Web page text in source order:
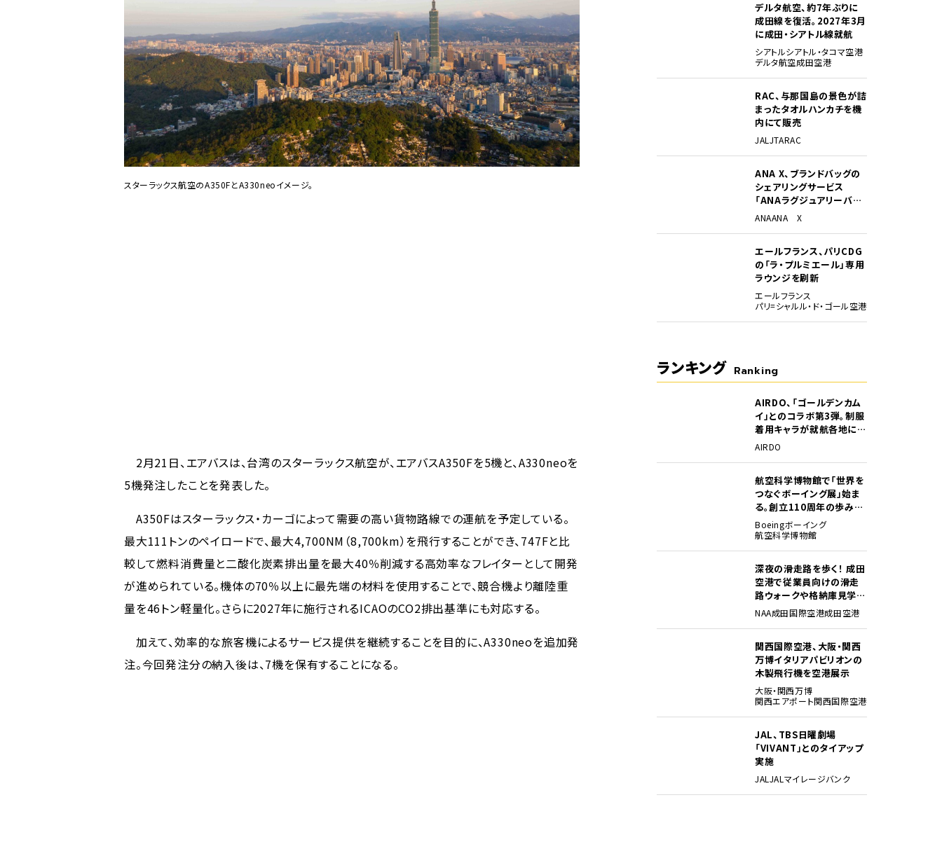
スターラックス航空のA350FとA330neoイメージ。
2月21日、エアバスは、台湾のスターラックス航空が、エアバスA350Fを5機と、A330neoを
5機発注したことを発表した。
A350Fはスターラックス・カーゴによって需要の高い貨物路線での運航を予定している。
最大111トンのペイロードで、最大4,700NM（8,700km）を飛行することができ、747Fと比
較して燃料消費量と二酸化炭素排出量を最大40％削減する高効率なフレイターとして開発
が進められている。機体の70％以上に最先端の材料を使用することで、競合機より離陸重
量を46トン軽量化。さらに2027年に施行されるICAOのCO2排出基準にも対応する。
加えて、効率的な旅客機によるサービス提供を継続することを目的に、A330neoを追加発
注。今回発注分の納入後は、7機を保有することになる。
デルタ航空、約7年ぶりに
成田線を復活。2027年3月
に成田・シアトル線就航
シアトルシアトル・タコマ空港
デルタ航空成田空港
RAC、与那国島の景色が詰
まったタオルハンカチを機
内にて販売
JAL JTARAC
ANA X、ブランドバッグの
シェアリングサービス
「ANAラグジュアリーバッ
グ」開始
ANAANA X
エールフランス、パリCDG
の「ラ・プルミエール」専用
ラウンジを刷新
エールフランス
パリ=シャルル・ド・ゴール空港
ランキング Ranking
AIRDO、「ゴールデンカム
イ」とのコラボ第3弾。制服
着用キャラが就航各地に登
場
AIRDO
航空科学博物館で「世界を
つなぐボーイング展」始ま
る。創立110周年の歩みを
貴重な資料でたどる
Boeingボーイング
航空科学博物館
深夜の滑走路を歩く！ 成田
空港で従業員向けの滑走
路ウォークや格納庫見学イ
ベントを初開催
NAA成田国際空港成田空港
関西国際空港、大阪・関西
万博イタリアパビリオンの
木製飛行機を空港展示
大阪・関西万博
関西エアポート関西国際空港
JAL、TBS日曜劇場
「VIVANT」とのタイアップ
実施
JAL JALマイレージバンク